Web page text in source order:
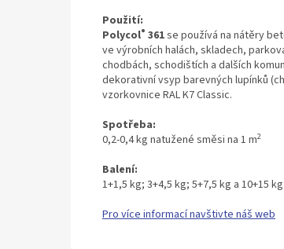
Použití:
Polycol® 361se používá na nátěry
ve výrobních halách, skladech,
chodbách, schodištích a dalších
dekorativní vsyp barevných lupínků
vzorkovnice RAL K7 Classic.
Spotřeba:
0,2-0,4 kg natužené směsi na 1 m2
Balení:
1+1,5 kg; 3+4,5 kg; 5+7,5 kg a 10+15 kg
Pro více informací navštivte náš web